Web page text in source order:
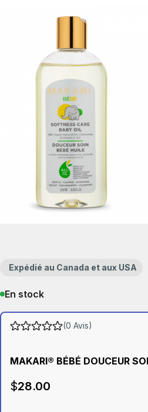
Expédié au Canada et aux USA
En stock
(0 Avis)
MAKARI® BÉBÉ DOUCEUR
$28.00